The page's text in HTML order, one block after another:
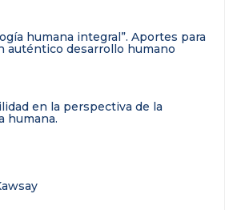
humana integral”. Aportes para
auténtico desarrollo humano
en la perspectiva de la
humana.